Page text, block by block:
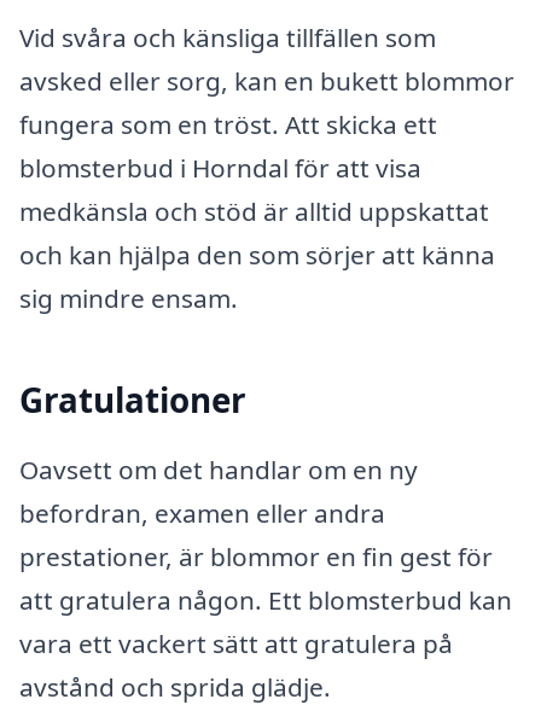
Vid svåra och känsliga tillfällen som
avsked eller sorg, kan en bukett blommor
fungera som en tröst. Att skicka ett
blomsterbud i Horndal för att visa
medkänsla och stöd är alltid uppskattat
och kan hjälpa den som sörjer att känna
sig mindre ensam.
Gratulationer
Oavsett om det handlar om en ny
befordran, examen eller andra
prestationer, är blommor en fin gest för
att gratulera någon. Ett blomsterbud kan
vara ett vackert sätt att gratulera på
avstånd och sprida glädje.